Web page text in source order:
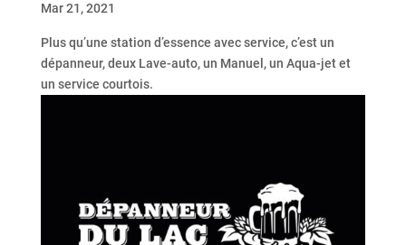
Mar 21, 2021
Plus qu’une station d’essence avec service, c’est un
dépanneur, deux Lave-auto, un Manuel, un Aqua-jet et
un service courtois.